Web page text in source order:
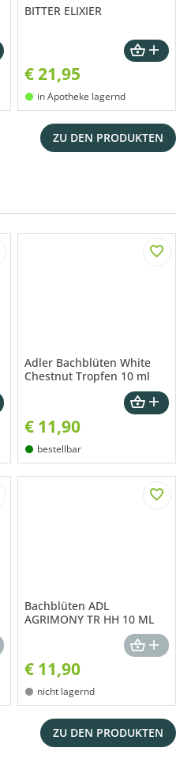
BITTER ELIXIER
€21,95
in Apotheke lagernd
ZU DEN PRODUKTEN
Adler Bachblüten White
Chestnut Tropfen 10 ml
€ 11,90
bestellbar
Bachblüten ADL
AGRIMONY TR HH 10 ML
€ 11,90
nicht lagernd
ZU DEN PRODUKTEN